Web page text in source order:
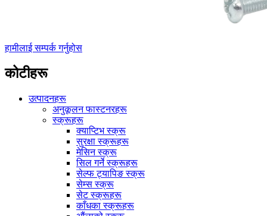
हामीलाई सम्पर्क गर्नुहोस
कोटीहरू
उत्पादनहरू
अनुकूलन फास्टनरहरू
स्क्रूहरू
क्याप्टिभ स्क्रू
सुरक्षा स्क्रूहरू
मेसिन स्क्रू
सिल गर्ने स्क्रूहरू
सेल्फ ट्यापिङ स्क्रू
सेम्स स्क्रू
सेट स्क्रूहरू
काँधका स्क्रूहरू